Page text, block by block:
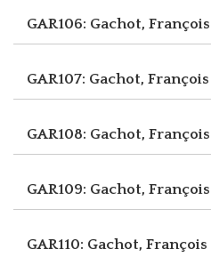
GAR106: Gachot, François
GAR107: Gachot, François
GAR108: Gachot, François
GAR109: Gachot, François
GAR110: Gachot, François